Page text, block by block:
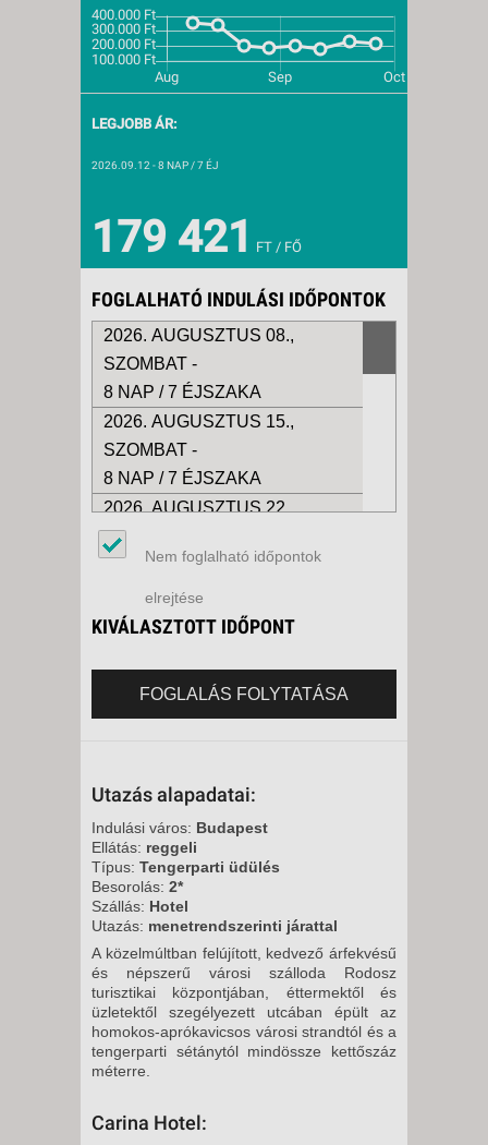
LEGJOBB ÁR:
2026.09.12 - 8 NAP / 7 ÉJ
179 421 FT / FŐ
FOGLALHATÓ INDULÁSI IDŐPONTOK
2026. AUGUSZTUS 08.,
SZOMBAT -
8 NAP / 7 ÉJSZAKA
2026. AUGUSZTUS 15.,
SZOMBAT -
8 NAP / 7 ÉJSZAKA
2026. AUGUSZTUS 22.,
SZOMBAT -
8 NAP / 7 ÉJSZAKA
2026. AUGUSZTUS 29.,
SZOMBAT -
2026. SZEPTEMBER 05.,
SZOMBAT -
8 NAP / 7 ÉJSZAKA
2026. SZEPTEMBER 20.,
VASÁRNAP -
8 NAP / 7 ÉJSZAKA
2026. SZEPTEMBER 27.,
VASÁRNAP -
8 NAP / 7 ÉJSZAKA
Nem foglalható időpontok
elrejtése
KIVÁLASZTOTT IDŐPONT
FOGLALÁS FOLYTATÁSA
Utazás alapadatai:
Indulási város: Budapest
Ellátás: reggeli
Típus: Tengerparti üdülés
Besorolás: 2*
Szállás: Hotel
Utazás: menetrendszerinti járattal
A közelmúltban felújított, kedvező árfekvésű
és népszerű városi szálloda Rodosz
turisztikai központjában, éttermektől és
üzletektől szegélyezett utcában épült az
homokos-aprókavicsos városi strandtól és a
tengerparti sétánytól mindössze kettőszáz
méterre.
Carina Hotel: